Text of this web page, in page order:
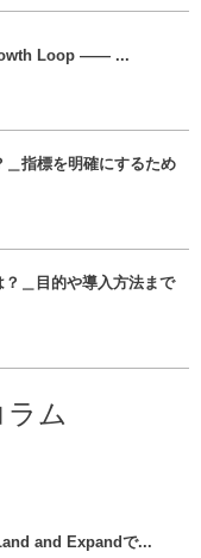
Loop ―― ...
指標を明確にするため
＿目的や導入方法まで
ム
and Expandで...